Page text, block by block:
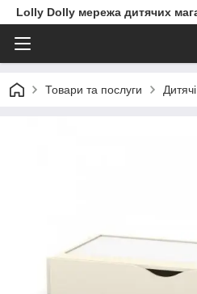
Lolly Dolly мережа дитячих
Товари та послуги